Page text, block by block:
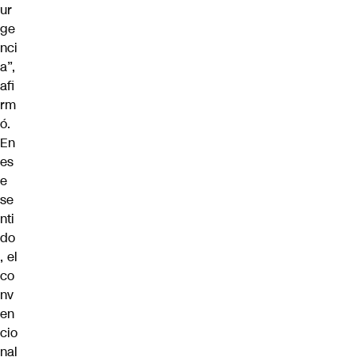
ur
ge
nci
a”,
afi
rm
ó.
En
es
e
se
nti
do
, el
co
nv
en
cio
nal